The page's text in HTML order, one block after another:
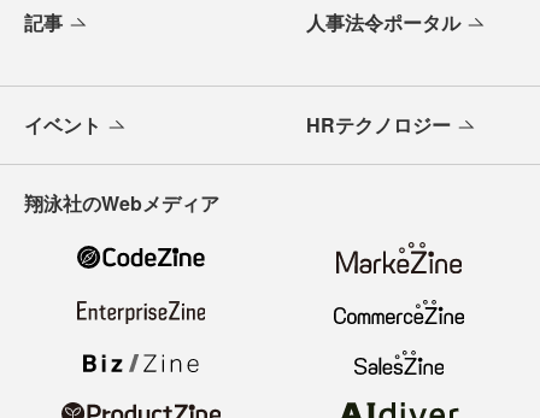
記事 人事法令ポータル
イベント HRテクノロジー
翔泳社のWebメディア